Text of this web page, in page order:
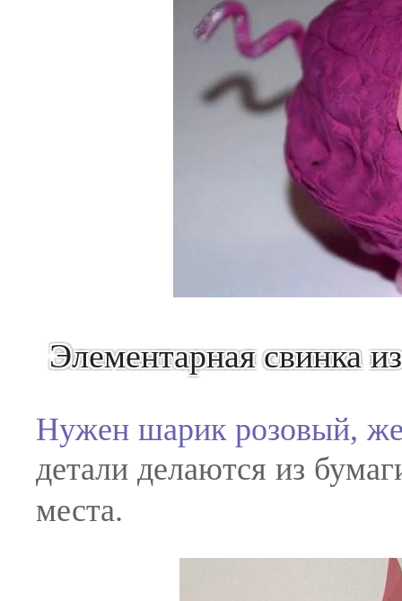
Элементарная свинка
Нужен шарик розовый,
детали делаются из
места.